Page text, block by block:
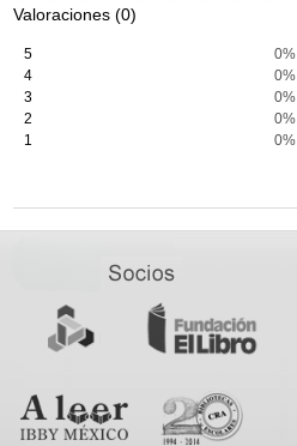
Valoraciones (0)
5
0%
4
0%
3
0%
2
0%
1
0%